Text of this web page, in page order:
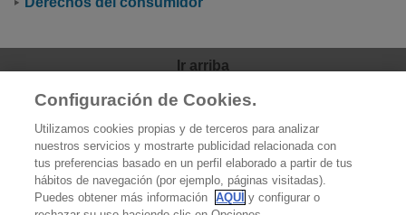
Ir arriba
OCU
Quiénes somos
Qué hacemos
Configuración de Cookies.
Utilizamos cookies propias y de terceros para analizar
nuestros servicios y mostrarte publicidad relacionada con
tus preferencias basado en un perfil elaborado a partir de tus
hábitos de navegación (por ejemplo, páginas visitadas).
Puedes obtener más información
AQUÍ y configurar o